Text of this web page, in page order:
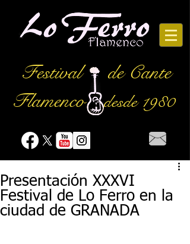
Festival
de Cante
Flamencodesde 1980
Presentación XXXVI
Festival de Lo Ferro en la
ciudad de GRANADA